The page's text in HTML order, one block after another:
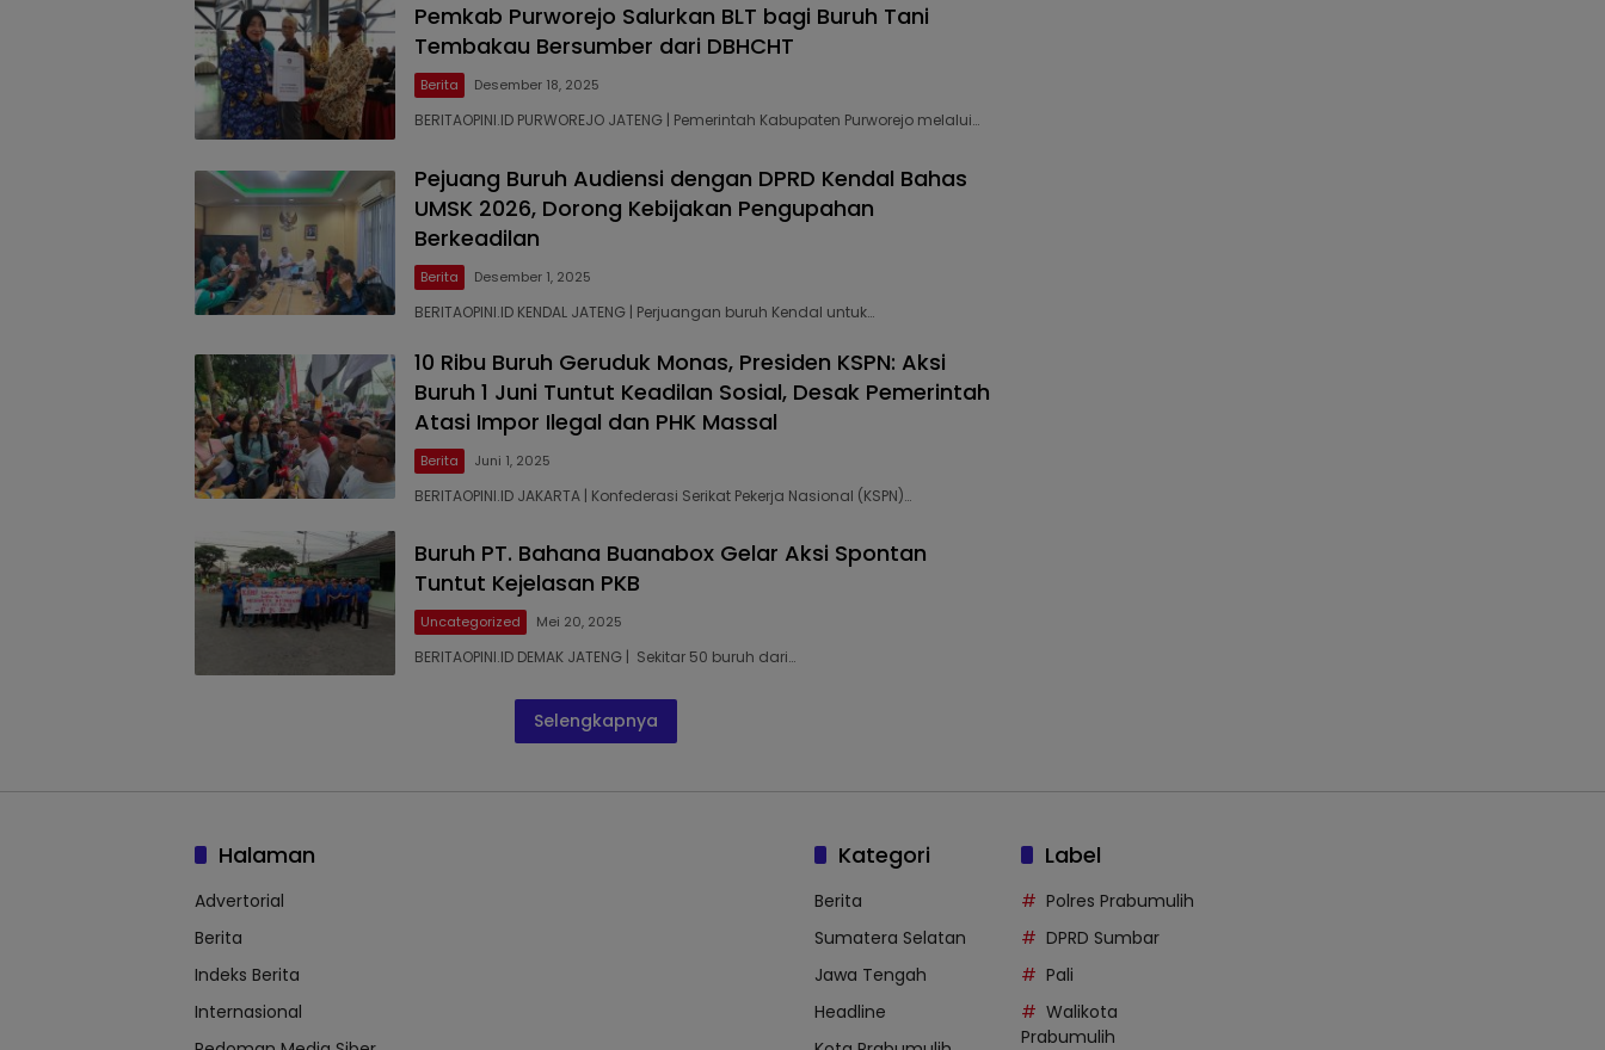
Pemkab Purworejo Salurkan BLT bagi Buruh Tani
Tembakau Bersumber dari DBHCHT
Berita Desember 18, 2025
BERITAOPINI.ID PURWOREJO JATENG | Pemerintah Kabupaten Purworejo melalui…
Pejuang Buruh Audiensi dengan DPRD Kendal Bahas
UMSK 2026, Dorong Kebijakan Pengupahan
Berkeadilan
Berita Desember 1, 2025
BERITAOPINI.ID KENDAL JATENG | Perjuangan buruh Kendal untuk…
10 Ribu Buruh Geruduk Monas, Presiden KSPN: Aksi
Buruh 1 Juni Tuntut Keadilan Sosial, Desak Pemerintah
Atasi Impor Ilegal dan PHK Massal
Berita Juni 1, 2025
BERITAOPINI.ID JAKARTA | Konfederasi Serikat Pekerja Nasional (KSPN)…
Buruh PT. Bahana Buanabox Gelar Aksi Spontan
Tuntut Kejelasan PKB
Uncategorized Mei 20, 2025
BERITAOPINI.ID DEMAK JATENG | Sekitar 50 buruh dari…
Selengkapnya
Halaman
Advertorial
Berita
Indeks Berita
Internasional
Kategori
Berita
Sumatera Selatan
Jawa Tengah
Headline
Label
Polres Prabumulih
DPRD Sumbar
Pali
Walikota
Prabumulih